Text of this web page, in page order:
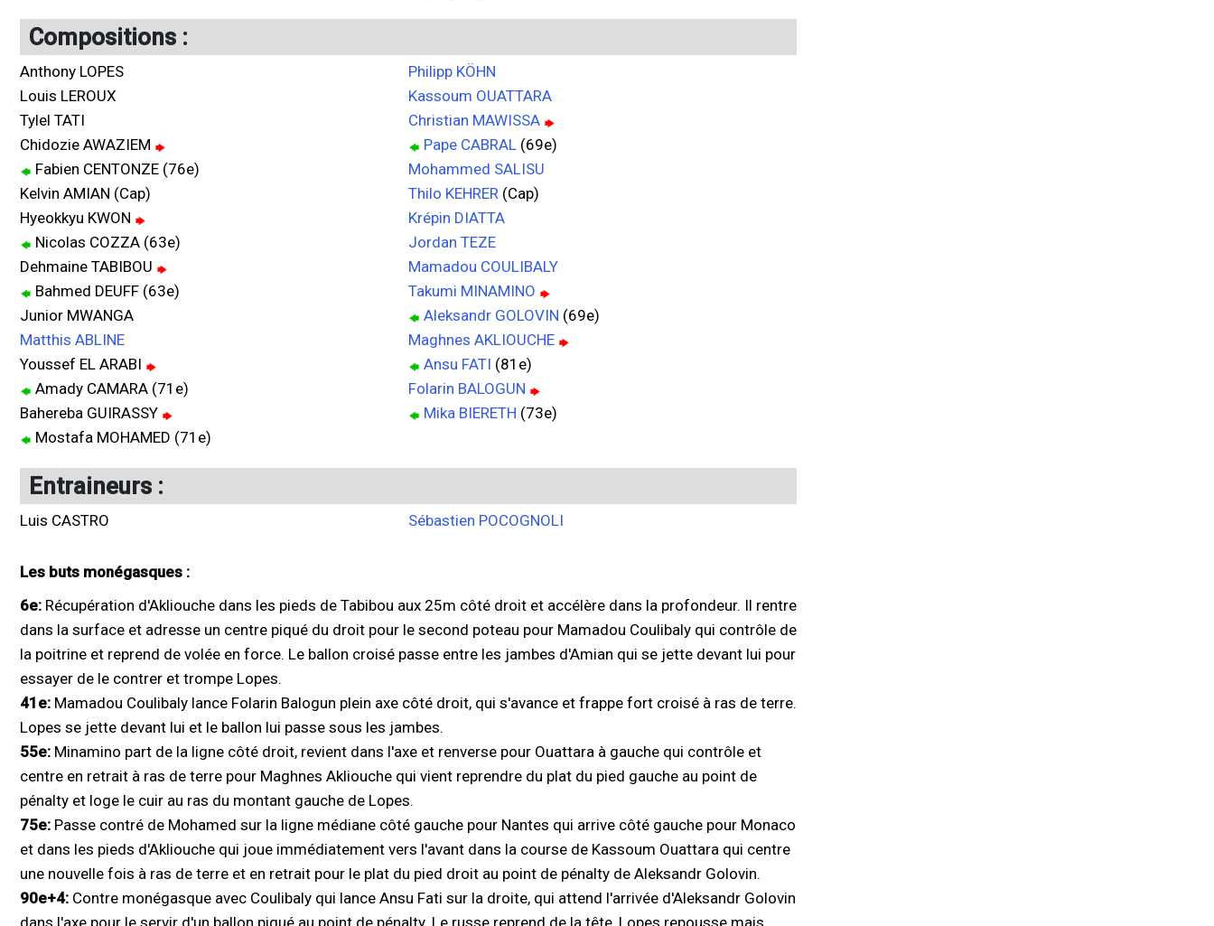
Compositions :
Anthony LOPES
Louis LEROUX
Tylel TATI
Chidozie AWAZIEM
Fabien CENTONZE (76e)
Kelvin AMIAN (Cap)
Hyeokkyu KWON
Nicolas COZZA (63e)
Dehmaine TABIBOU
Bahmed DEUFF (63e)
Junior MWANGA
Matthis ABLINE
Youssef EL ARABI
Amady CAMARA (71e)
Bahereba GUIRASSY
Mostafa MOHAMED (71e)
Philipp KÖHN
Kassoum OUATTARA
Christian MAWISSA
Pape CABRAL (69e)
Mohammed SALISU
Thilo KEHRER (Cap)
Krépin DIATTA
Jordan TEZE
Mamadou COULIBALY
Takumi MINAMINO
Aleksandr GOLOVIN (69e)
Maghnes AKLIOUCHE
Ansu FATI (81e)
Folarin BALOGUN
Mika BIERETH (73e)
Entraineurs :
Luis CASTRO Sébastien POCOGNOLI
Les buts monégasques :
6e: Récupération d'Akliouche dans les pieds de Tabibou aux 25m côté droit et accélère dans la profondeur. Il rentre
dans la surface et adresse un centre piqué du droit pour le second poteau pour Mamadou Coulibaly qui contrôle de
la poitrine et reprend de volée en force. Le ballon croisé passe entre les jambes d'Amian qui se jette devant lui pour
essayer de le contrer et trompe Lopes.
41e: Mamadou Coulibaly lance Folarin Balogun plein axe côté droit, qui s'avance et frappe fort croisé à ras de terre.
Lopes se jette devant lui et le ballon lui passe sous les jambes.
55e: Minamino part de la ligne côté droit, revient dans l'axe et renverse pour Ouattara à gauche qui contrôle et
centre en retrait à ras de terre pour Maghnes Akliouche qui vient reprendre du plat du pied gauche au point de
pénalty et loge le cuir au ras du montant gauche de Lopes.
75e: Passe contré de Mohamed sur la ligne médiane côté gauche pour Nantes qui arrive côté gauche pour Monaco
et dans les pieds d'Akliouche qui joue immédiatement vers l'avant dans la course de Kassoum Ouattara qui centre
une nouvelle fois à ras de terre et en retrait pour le plat du pied droit au point de pénalty de Aleksandr Golovin.
90e+4: Contre monégasque avec Coulibaly qui lance Ansu Fati sur la droite, qui attend l'arrivée d'Aleksandr Golovin
dans l'axe pour le servir d'un ballon piqué au point de pénalty. Le russe reprend de la tête, Lopes repousse mais